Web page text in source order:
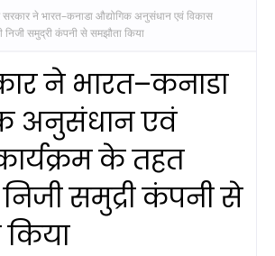
ने भारत–कनाडा औद्योगिक अनुसंधान एवं विकास
निजी समुद्री कंपनी से समझौता किया
ने भारत–कनाडा
अनुसंधान एवं
के तहत
समुद्री कंपनी से